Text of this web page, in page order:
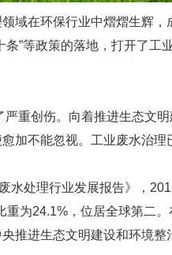
域在环保行业中熠熠生辉，
”等政策的落地，打开了工
重创伤。向着推进生态文
加不能忽视。工业废水治理
处理行业发展报告》，
为24.1%，位居全球第二
推进生态文明建设和环境整